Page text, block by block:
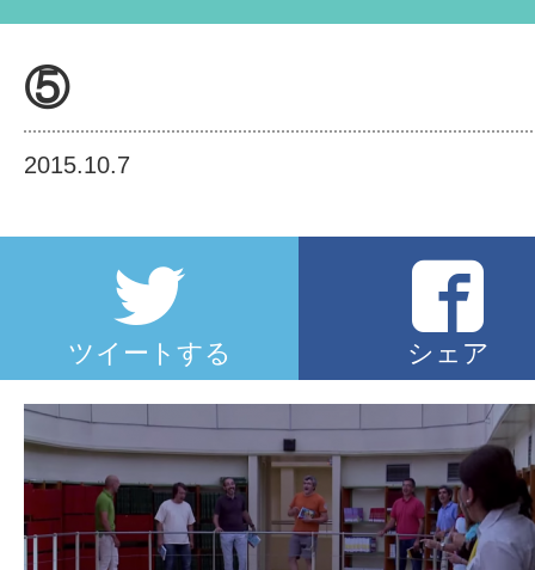
⑤
2015.10.7
ツイートする シェア